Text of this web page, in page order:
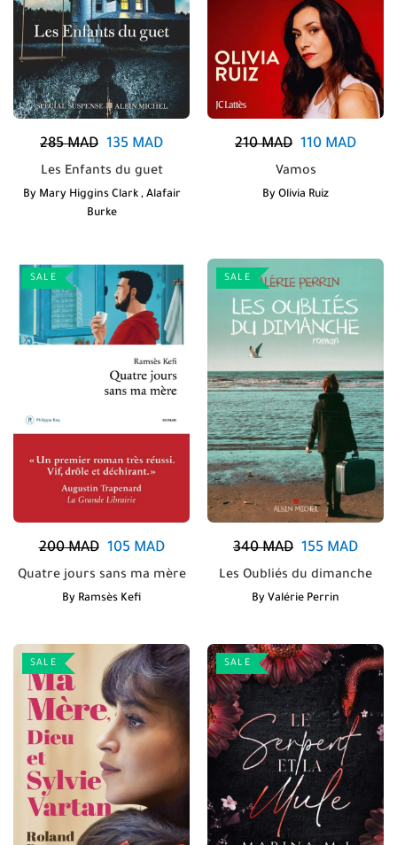
285MAD 135 MAD
Les Enfants du guet
By Mary Higgins Clark , Alafair
Burke
210MAD 110 MAD
Vamos
By Olivia Ruiz
SALE
200MAD 105MAD
Quatre jours sans ma mère
By Ramsès Kefi
SALE
340MAD 155 MAD
Les Oubliés du dimanche
By Valérie Perrin
SALE SALE